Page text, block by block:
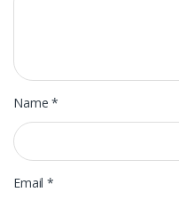
Name*
Email*